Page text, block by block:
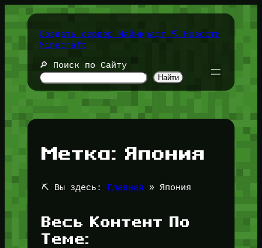
содержимомуСоздать сервер Майнкрафт ⛏️ Новости
Minecraft
🔎 Поиск по Сайту
Найти
Метка: Япония
⛏️ Вы здесь: Главная » Япония
Весь Контент По
Теме: